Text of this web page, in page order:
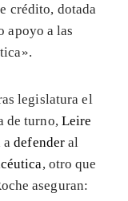
crédito, dotada
apoyo a las
legislatura el
de turno, Leire
adefenderal
, otro que
aseguran: